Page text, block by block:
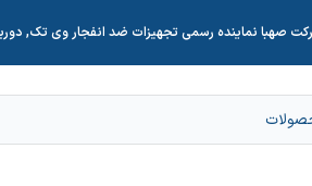
صهبا نماینده رسمی تجهیزات ضد انفجار وی تک,